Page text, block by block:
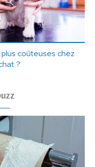
coûteuses chez
?